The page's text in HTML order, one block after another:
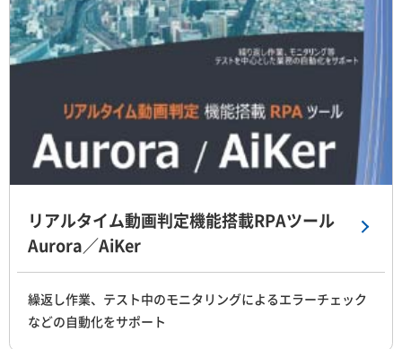
リアルタイム動画判定機能搭載RPAツール
Aurora／AiKer
繰返し作業、テスト中のモニタリングによるエラーチェック
などの自動化をサポート